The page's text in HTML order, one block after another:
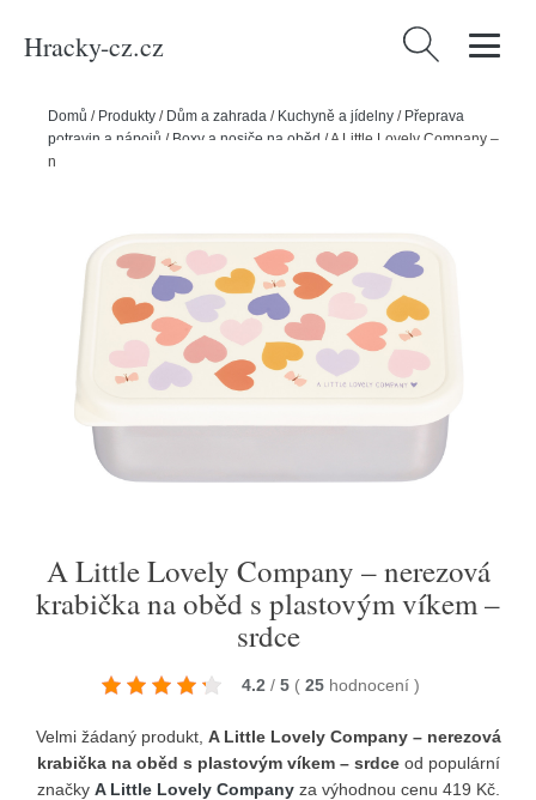
Hracky-cz.cz Vyhledávání
Domů / Produkty / Dům a zahrada / Kuchyně a jídelny / Přeprava
potravin a nápojů / Boxy a nosiče na oběd /A Little Lovely Company –
nerezová krabička na oběd s plastovým víkem – srdce
A Little Lovely Company – nerezová
krabička na oběd s plastovým víkem –
srdce
4.2 / 5 ( 25 hodnocení )
Velmi žádaný produkt, A Little Lovely Company – nerezová
krabička na oběd s plastovým víkem – srdceod populární
značky A Little Lovely Companyza výhodnou cenu 419 Kč.